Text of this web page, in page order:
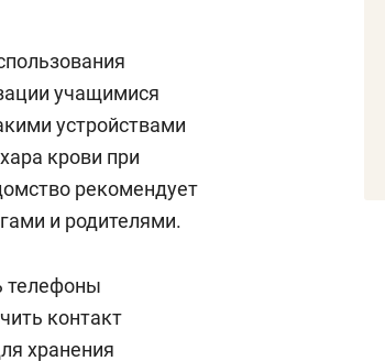
учащимися
устройствами
крови при
рекомендует
и родителями.
телефоны
контакт
хранения
с ментальным и физическим
состоянием как основа
антихрупких команд